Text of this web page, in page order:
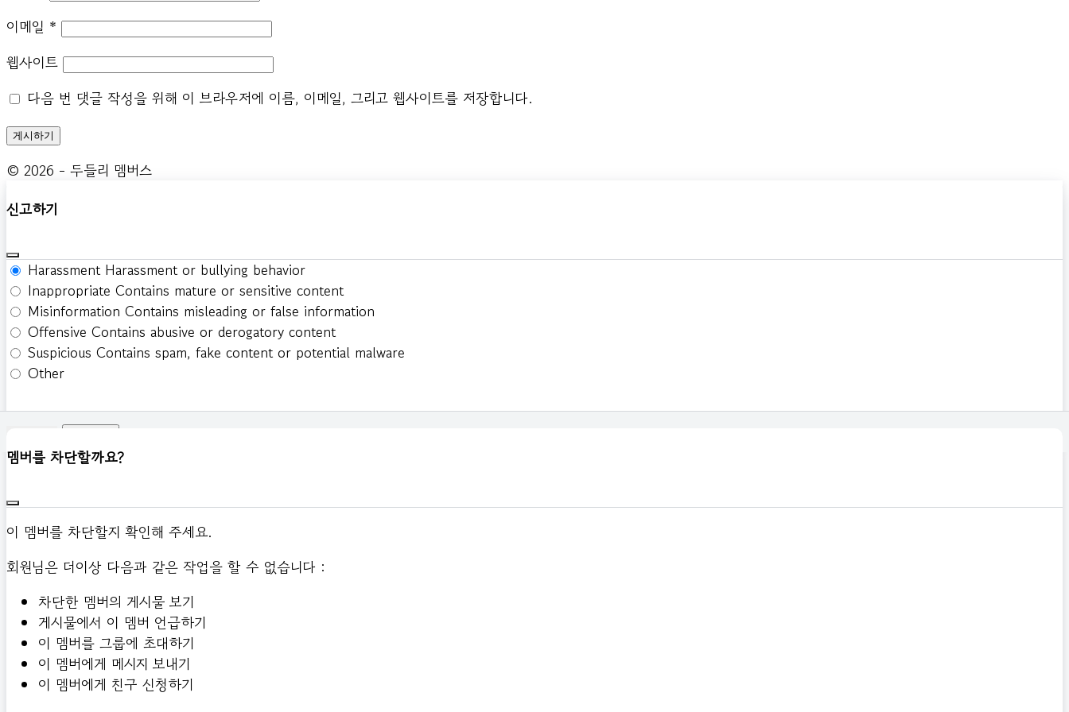
이메일 *
웹사이트
다음 번 댓글 작성을 위해 이 브라우저에 이름, 이메일, 그리고 웹사이트를 저장합니다.
© 2026 - 두들리 멤버스
신고하기
Harassment Harassment or bullying behavior
Inappropriate Contains mature or sensitive content
Misinformation Contains misleading or false information
Offensive Contains abusive or derogatory content
Suspicious Contains spam, fake content or potential malware
Other
멤버를 차단할까요?
이 멤버를 차단할지 확인해 주세요.
회원님은 더이상 다음과 같은 작업을 할 수 없습니다 :
차단한 멤버의 게시물 보기
게시물에서 이 멤버 언급하기
이 멤버를 그룹에 초대하기
이 멤버에게 메시지 보내기
이 멤버에게 친구 신청하기